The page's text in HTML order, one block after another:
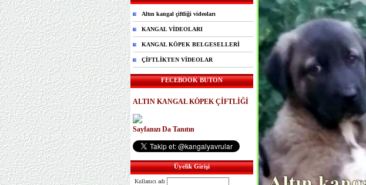
Altın kangal çiftliği videoları
KANGAL VİDEOLARI
KANGAL KÖPEK BELGESELLERİ
ÇİFTLİKTEN VİDEOLAR
FECEBOOK BUTON
ALTIN KANGAL KÖPEK ÇİFTLİĞİ
Sayfanızı Da Tanıtın
Üyelik Girişi
Kullanıcı adı